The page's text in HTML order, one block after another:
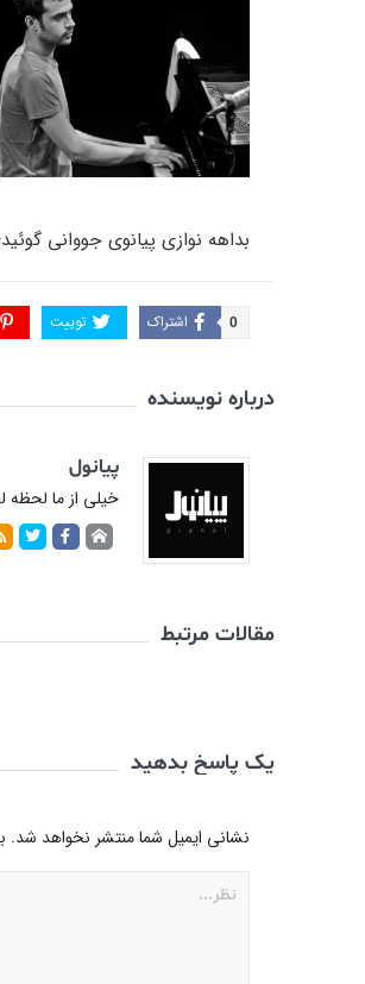
بداهه نوازی پیانوی جووانی
اشتراک 0 توییت
درباره نویسنده
پیانول
خیلی از ما لحظه
مقالات مرتبط
یک پاسخ بدهید
نشانی ایمیل شما منتشر نخواهد شد.